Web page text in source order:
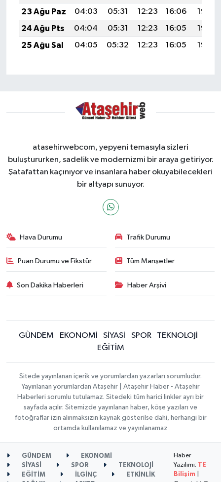
23 Ağu Paz
04:03 05:31 12:23 16:06
19:06
24 Ağu Pts
04:04 05:31 12:23 16:05
19:05
25 Ağu Sal
04:05 05:32 12:23 16:05 19:03
atasehirwebcom, yepyeni temasıyla sizleri
buluştururken, sadelik ve modernizmi bir araya getiriyor.
Şatafattan kaçınıyor ve insanlara haber okuyabilecekleri
bir altyapı sunuyor.
Hava Durumu Trafik Durumu
Puan Durumu ve Fikstür Tüm Manşetler
Son Dakika Haberleri Haber Arşivi
GÜNDEM EKONOMİ SİYASİ SPOR
TEKNOLOJİ
EĞİTİM
Sitede yayınlanan içerik ve yorumlardan yazarları sorumludur.
Yayınlanan yorumlardan Ataşehir | Ataşehir Haber - Ataşehir
Haberleri sorumlu tutulamaz. Sitedeki tüm harici linkler ayrı bir
sayfada açılır. Sitemizde yayınlanan haber, köşe yazıları ve
fotoğraflar izin alınmaksızın kaynak gösterilse dahi, herhangi bir
ortamda kullanılamaz ve yayınlanamaz
GÜNDEM
EKONOMİ
SİYASİ
SPOR
TEKNOLOJİ
EĞİTİM
İLGİNÇ
ETKİNLİK
Haber
Yazılımı:
TE
Bilişim